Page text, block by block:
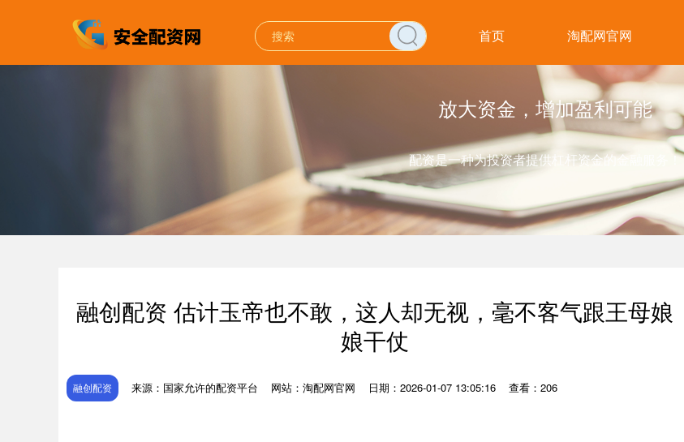
首页 淘配网官网
放大资金，增加盈利可能
配资是一种为投资者提供杠杆资金的金融服务！
融创配资 估计玉帝也不敢，这人却无视，毫不客气跟王母娘
娘干仗
融创配资 来源：国家允许的配资平台 网站：淘配网官网 日期：2026-01-07 13:05:16 查看：206